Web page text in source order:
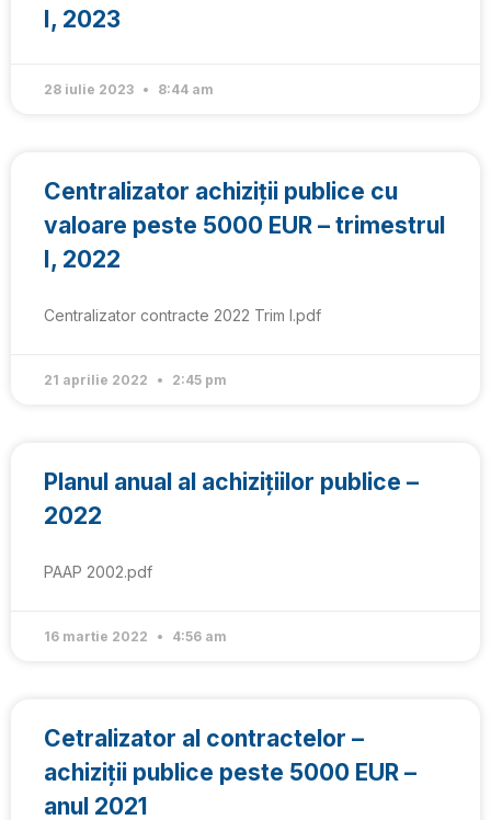
I, 2023
28 iulie 2023 8:44 am
Centralizator achiziții publice cu
valoare peste 5000 EUR – trimestrul
I, 2022
Centralizator contracte 2022 Trim I.pdf
21 aprilie 2022 2:45 pm
Planul anual al achizițiilor publice –
2022
PAAP 2002.pdf
16 martie 2022 4:56 am
Cetralizator al contractelor –
achiziții publice peste 5000 EUR –
anul 2021